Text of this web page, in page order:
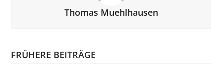
Thomas Muehlhausen
FRÜHERE BEITRÄGE